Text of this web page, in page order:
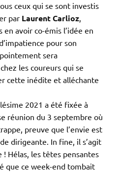
ceux qui se sont investis
par Laurent Carlioz,
en avoir co-émis l’idée en
pour son
sera
les coureurs qui se
cette inédite et alléchante
2021 a été fixée à
réunion du 3 septembre où
preuve que l’envie est
dirigeante. In fine, il s’agit
Hélas, les têtes pensantes
que ce week-end tombait